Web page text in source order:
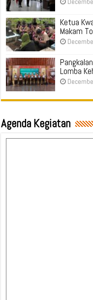
Ketua
Makam
Lomba
Agenda Kegiatan